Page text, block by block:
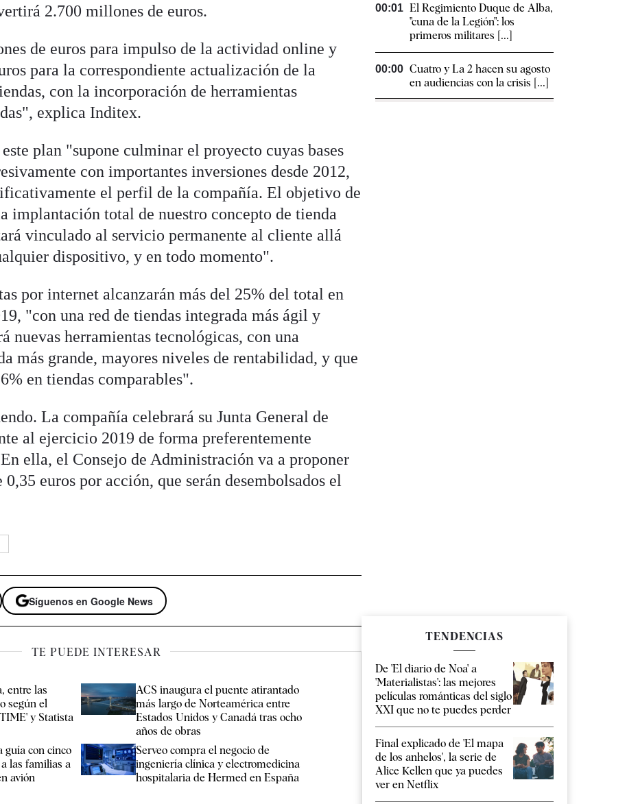
2.700 millones de euros.
de euros para impulso de la actividad online y
para la correspondiente actualización de la
con la incorporación de herramientas
explica Inditex.
plan "supone culminar el proyecto cuyas bases
con importantes inversiones desde 2012,
el perfil de la compañía. El objetivo de
implantación total de nuestro concepto de tienda
vinculado al servicio permanente al cliente allá
dispositivo, y en todo momento".
por internet alcanzarán más del 25% del total en
"con una red de tiendas integrada más ágil y
nuevas herramientas tecnológicas, con una
más grande, mayores niveles de rentabilidad, y que
en tiendas comparables".
La compañía celebrará su Junta General de
al ejercicio 2019 de forma preferentemente
ella, el Consejo de Administración va a proponer
euros por acción, que serán desembolsados el
Síguenos en Google News
TE PUEDE INTERESAR
entre las
según el
y Statista
ACS inaugura el puente atirantado
más largo de Norteamérica entre
Estados Unidos y Canadá tras ocho
años de obras
guía con cinco
las familias a
avión
Serveo compra el negocio de
ingeniería clínica y electromedicina
hospitalaria de Hermed en España
00:01 El Regimiento Duque de Alba,
"cuna de la Legión": los
primeros militares [...]
00:00 Cuatro y La 2 hacen su agosto
en audiencias con la crisis [...]
TENDENCIAS
De 'El diario de Noa' a
'Materialistas': las mejores
películas románticas del siglo
XXI que no te puedes perder
Final explicado de 'El mapa
de los anhelos', la serie de
Alice Kellen que ya puedes
ver en Netflix